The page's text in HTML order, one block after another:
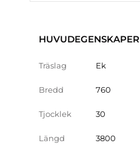
HUVUDEGENSKAPER
Träslag Ek
Bredd 760
Tjocklek 30
Längd 3800